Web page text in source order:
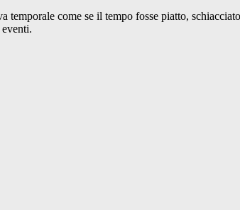
come se il tempo fosse piatto,